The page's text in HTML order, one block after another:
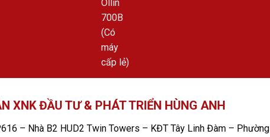
XNK ĐẦU TƯ & PHÁT TRIỂN HÙNG ANH
– Nhà B2 HUD2 Twin Towers – KĐT Tây Linh Đàm – Phường